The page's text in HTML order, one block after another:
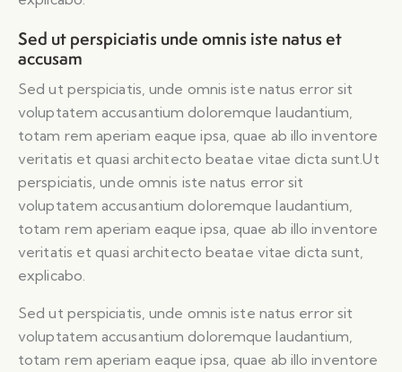
Sed ut perspiciatis unde omnis iste natus et
accusam
Sed ut perspiciatis, unde omnis iste natus error sit
voluptatem accusantium doloremque laudantium,
totam rem aperiam eaque ipsa, quae ab illo inventore
veritatis et quasi architecto beatae vitae dicta sunt.Ut
perspiciatis, unde omnis iste natus error sit
voluptatem accusantium doloremque laudantium,
totam rem aperiam eaque ipsa, quae ab illo inventore
veritatis et quasi architecto beatae vitae dicta sunt,
explicabo.
Sed ut perspiciatis, unde omnis iste natus error sit
voluptatem accusantium doloremque laudantium,
totam rem aperiam eaque ipsa, quae ab illo inventore